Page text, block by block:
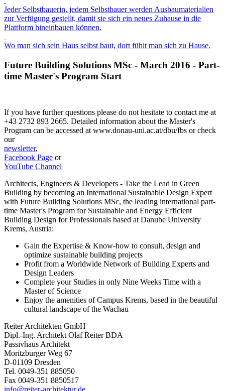
Jeder Selbstbauerin, jedem Selbstbauer werden Ausbaumaterialien
zur Verfügung gestellt, damit sie sich ein neues Zuhause in die
Plattform hineinbauen können.
Wo man sich sein Haus selbst baut, dort fühlt man sich zu Hause.
Future Building Solutions MSc - March 2016 - Part-
time Master's Program Start
If you have further questions please do not hesitate to contact me at
+43 2732 893 2665. Detailed information about the Master's
Program can be accessed at www.donau-uni.ac.at/dbu/fbs or check
our
newsletter,
Facebook Page or
YouTube Channel
Architects, Engineers & Developers - Take the Lead in Green
Building by becoming an International Sustainable Design Expert
with Future Building Solutions MSc, the leading international part-
time Master's Program for Sustainable and Energy Efficient
Building Design for Professionals based at Danube University
Krems, Austria:
Gain the Expertise & Know-how to consult, design and
optimize sustainable building projects
Profit from a Worldwide Network of Building Experts and
Design Leaders
Complete your Studies in only Nine Weeks Time with a
Master of Science
Enjoy the amenities of Campus Krems, based in the beautiful
cultural landscape of the Wachau
Reiter Architekten GmbH
Dipl.-Ing. Architekt Olaf Reiter BDA
Passivhaus Architekt
Moritzburger Weg 67
D-01109 Dresden
Tel. 0049-351 885050
Fax 0049-351 8850517